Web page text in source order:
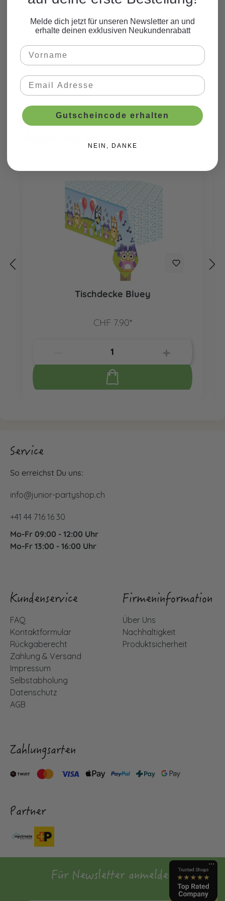
Beschreibung
Tischdecke Bluey
CHF 7.90*
Service
So erreichst Du uns:
info@junior-partyshop.ch
+41 44 716 16 30
Mo-Fr 09:00 - 12:00 Uhr
Mo-Fr 13:00 - 16:00 Uhr
Kundenservice
FAQ
Kontaktformular
Rückgaberecht
Zahlung & Versand
Impressum
Selbstabholung
Datenschutz
AGB
Firmeninformation
Über Uns
Nachhaltigkeit
Produktsicherheit
Zahlungsarten
Partner
Für Newsletter anmelden
Melde dich jetzt für unseren Newsletter an und
erhalte deinen exklusiven Neukundenrabatt
Gutscheincode erhalten
NEIN, DANKE